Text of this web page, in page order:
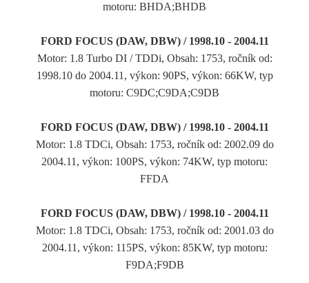
motoru: BHDA;BHDB
FORD FOCUS (DAW, DBW) / 1998.10 - 2004.11
Motor: 1.8 Turbo DI / TDDi, Obsah: 1753, ročník od:
1998.10 do 2004.11, výkon: 90PS, výkon: 66KW, typ
motoru: C9DC;C9DA;C9DB
FORD FOCUS (DAW, DBW) / 1998.10 - 2004.11
Motor: 1.8 TDCi, Obsah: 1753, ročník od: 2002.09 do
2004.11, výkon: 100PS, výkon: 74KW, typ motoru:
FFDA
FORD FOCUS (DAW, DBW) / 1998.10 - 2004.11
Motor: 1.8 TDCi, Obsah: 1753, ročník od: 2001.03 do
2004.11, výkon: 115PS, výkon: 85KW, typ motoru:
F9DA;F9DB